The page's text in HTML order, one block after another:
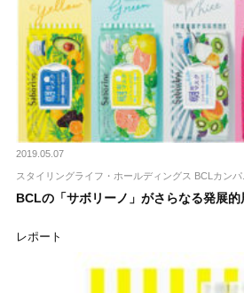
2019.05.07
スタイリングライフ・ホールディングス BCLカンパ
BCLの「サボリーノ」がさらなる発展的
レポート